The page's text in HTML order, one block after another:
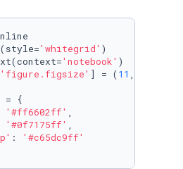
'whitegrid' )
'notebook' )
'figure.figsize' ] = ( 11 ,
= {
'#ff6602ff' ,
'#0f7175ff' ,
:
'#c65dc9ff'